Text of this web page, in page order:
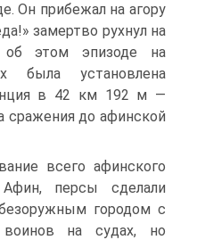
Он прибежал на агору
замертво рухнул на
этом эпизоде на
была установлена
в 42 км 192 м —
сражения до афинской
всего афинского
персы сделали
городом с
на судах, но